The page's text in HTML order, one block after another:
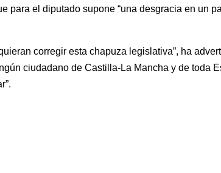
para el diputado supone “una desgracia en un
corregir esta chapuza legislativa”, ha
ciudadano de Castilla-La Mancha y de toda